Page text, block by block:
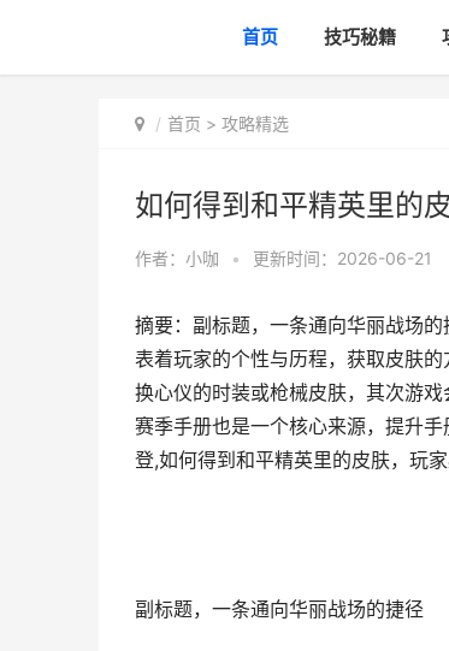
首页 技巧秘籍
首页 > 攻略精选
如何得到和平精英里的
作者： 小咖 • 更新时间：2026-06-21
摘要：副标题，一条通向华丽战场
表着玩家的个性与历程，获取皮肤
换心仪的时装或枪械皮肤，其次游
赛季手册也是一个核心来源，提升
登,如何得到和平精英里的皮肤，玩
副标题，一条通向华丽战场的捷径